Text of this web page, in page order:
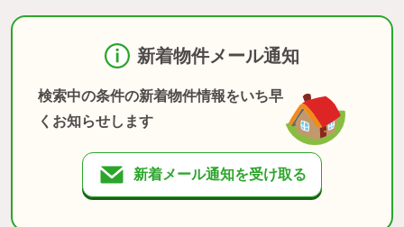
新着物件メール通知
検索中の条件の新着物件情報をいち早
くお知らせします
新着メール通知を受け取る